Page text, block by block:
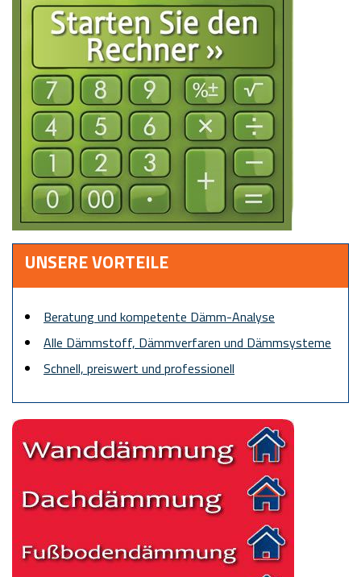
UNSERE VORTEILE
Beratung und kompetente Dämm-Analyse
Alle Dämmstoff, Dämmverfaren und Dämmsysteme
Schnell, preiswert und professionell